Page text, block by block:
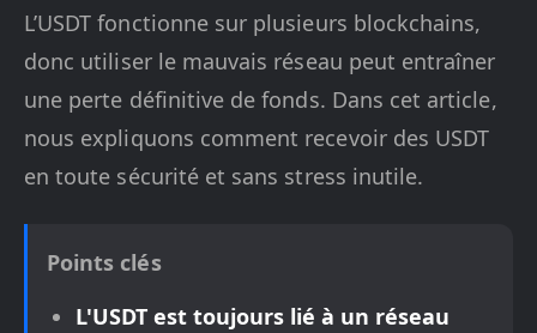
L’USDT fonctionne sur plusieurs blockchains,
donc utiliser le mauvais réseau peut entraîner
une perte définitive de fonds. Dans cet article,
nous expliquons comment recevoir des USDT
en toute sécurité et sans stress inutile.
Points clés
L'USDT est toujours lié à un réseau